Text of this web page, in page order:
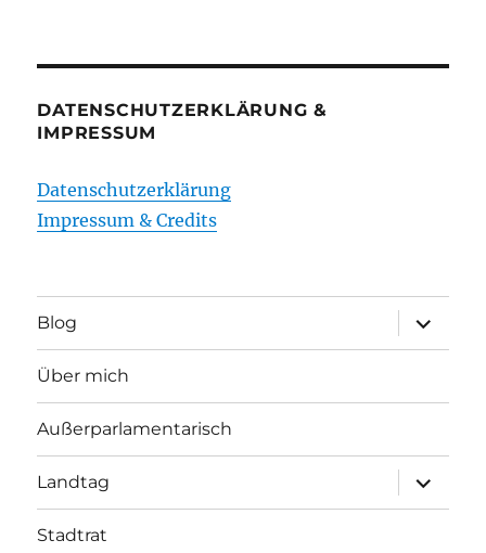
DATENSCHUTZERKLÄRUNG &
IMPRESSUM
Datenschutzerklärung
Impressum & Credits
Blog
öffnen
Über mich
Außerparlamentarisch
Landtag
öffnen
Stadtrat